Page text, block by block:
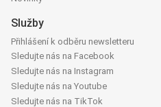
Služby
Přihlášení k odběru newsletteru
Sledujte nás na Facebook
Sledujte nás na Instagram
Sledujte nás na Youtube
Sledujte nás na TikTok